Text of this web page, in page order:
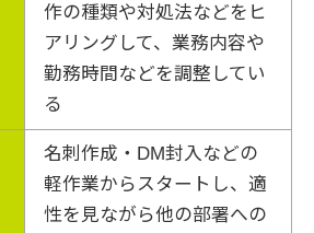
作の種類や対処法などをヒ
アリングして、業務内容や
勤務時間などを調整してい
る
名刺作成・DM封入などの
軽作業からスタートし、適
性を見ながら他の部署への